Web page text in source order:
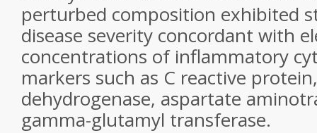
perturbed composition exhibited
disease severity concordant with
concentrations of inflammatory
markers such as C reactive
dehydrogenase, aspartate
gamma-glutamyl transferase.